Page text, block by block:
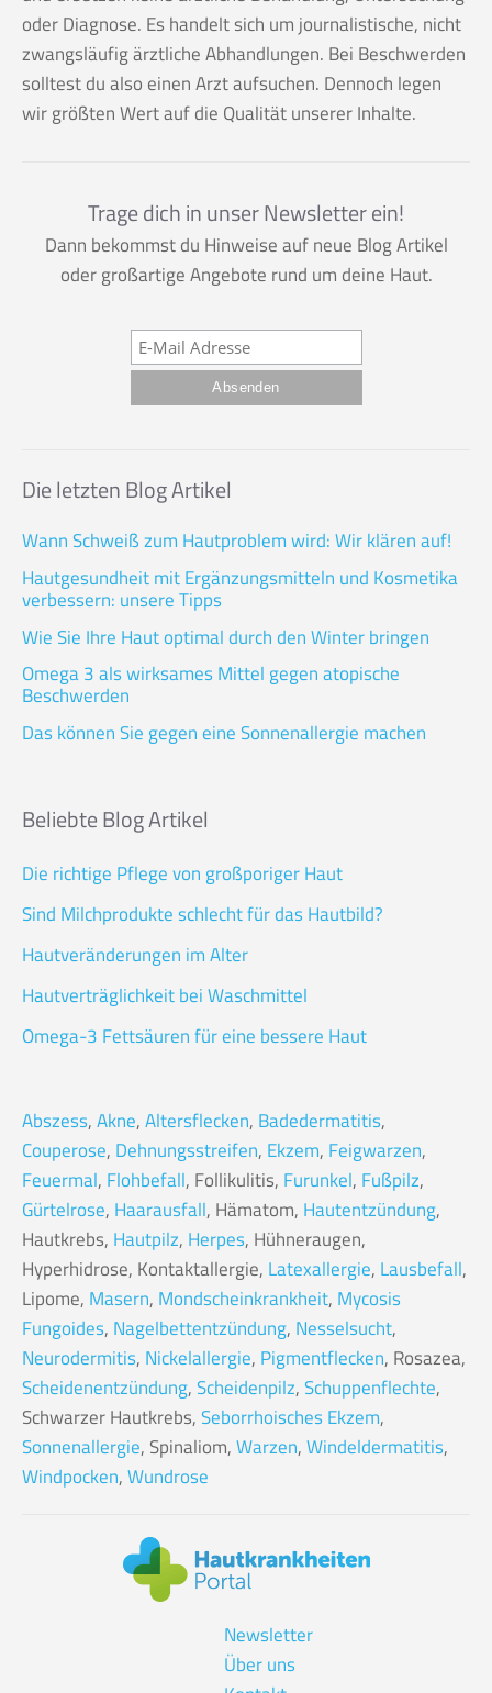
oder Diagnose. Es handelt sich um journalistische, nicht
zwangsläufig ärztliche Abhandlungen. Bei Beschwerden
solltest du also einen Arzt aufsuchen. Dennoch legen
wir größten Wert auf die Qualität unserer Inhalte.
Trage dich in unser Newsletter ein!
Dann bekommst du Hinweise auf neue Blog Artikel
oder großartige Angebote rund um deine Haut.
Die letzten Blog Artikel
Wann Schweiß zum Hautproblem wird: Wir klären auf!
Hautgesundheit mit Ergänzungsmitteln und Kosmetika
verbessern: unsere Tipps
Wie Sie Ihre Haut optimal durch den Winter bringen
Omega 3 als wirksames Mittel gegen atopische
Beschwerden
Das können Sie gegen eine Sonnenallergie machen
Beliebte Blog Artikel
Die richtige Pflege von großporiger Haut
Sind Milchprodukte schlecht für das Hautbild?
Hautveränderungen im Alter
Hautverträglichkeit bei Waschmittel
Omega-3 Fettsäuren für eine bessere Haut
Abszess,Akne,Altersflecken, Badedermatitis,
Couperose, Dehnungsstreifen, Ekzem, Feigwarzen,
Feuermal, Flohbefall, Follikulitis, Furunkel, Fußpilz,
Gürtelrose, Haarausfall, Hämatom, Hautentzündung,
Hautkrebs, Hautpilz, Herpes, Hühneraugen,
Hyperhidrose, Kontaktallergie, Latexallergie, Lausbefall,
Lipome, Masern, Mondscheinkrankheit, Mycosis
Fungoides, Nagelbettentzündung, Nesselsucht,
Neurodermitis, Nickelallergie, Pigmentflecken, Rosazea,
Scheidenentzündung,Scheidenpilz,Schuppenflechte,
Schwarzer Hautkrebs,Seborrhoisches Ekzem,
Sonnenallergie, Spinaliom,Warzen,Windeldermatitis,
Windpocken,Wundrose
Newsletter
Über uns